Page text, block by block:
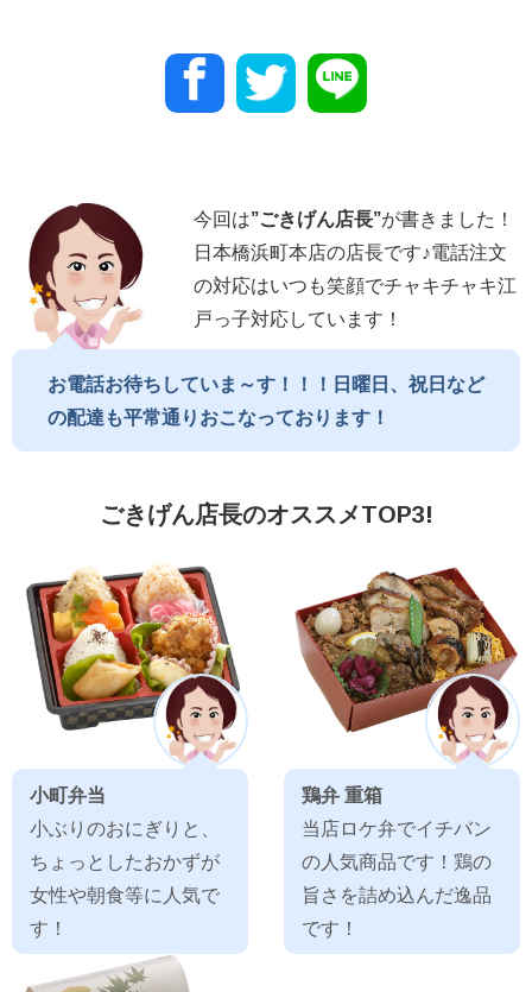
今回は”ごきげん店長”が書きました！
日本橋浜町本店の店長です♪電話注文
の対応はいつも笑顔でチャキチャキ江
戸っ子対応しています！
お電話お待ちしていま～す！！！日曜日、祝日など
の配達も平常通りおこなっております！
ごきげん店長のオススメTOP3!
小町弁当
小ぶりのおにぎりと、
ちょっとしたおかずが
女性や朝食等に人気で
す！
鶏弁 重箱
当店ロケ弁でイチバン
の人気商品です！鶏の
旨さを詰め込んだ逸品
です！